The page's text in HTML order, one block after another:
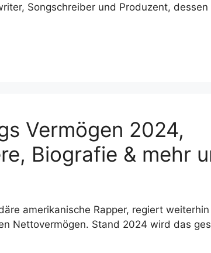
Songschreiber und Produzent,
Vermögen 2024,
Biografie & mehr
amerikanische Rapper, regiert
Nettovermögen. Stand 2024 wird das